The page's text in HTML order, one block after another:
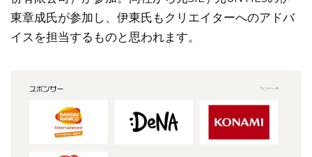
東章成氏が参加し、伊東氏もクリエイターへのアドバ
イスを担当するものと思われます。